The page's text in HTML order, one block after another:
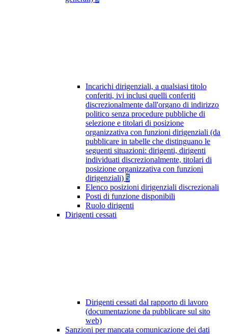
Incarichi dirigenziali, a qualsiasi titolo
conferiti, ivi inclusi quelli conferiti
discrezionalmente dall'organo di indirizzo
politico senza procedure pubbliche di
selezione e titolari di posizione
organizzativa con funzioni dirigenziali (da
pubblicare in tabelle che distinguano le
seguenti situazioni: dirigenti, dirigenti
individuati discrezionalmente, titolari di
posizione organizzativa con funzioni
dirigenziali) 5
Elenco posizioni dirigenziali discrezionali
Posti di funzione disponibili
Ruolo dirigenti
Dirigenti cessati
Dirigenti cessati dal rapporto di lavoro
(documentazione da pubblicare sul sito
web)
Sanzioni per mancata comunicazione dei dati